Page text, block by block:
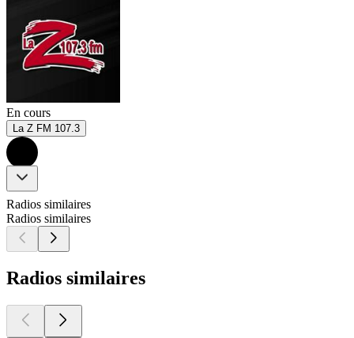
En cours
La Z FM 107.3
Radios similaires
Radios similaires
Radios similaires